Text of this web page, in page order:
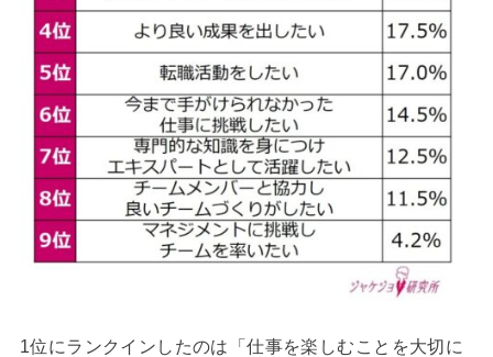
1位にランクインしたのは「仕事を楽しむことを大切に